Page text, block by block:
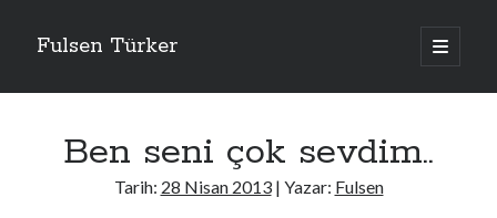
Fulsen Türker
ana
menüyü
Yan
ApolitikBen seni çok sevdim..
Tarih: 28 Nisan 2013| Yazar: Fulsen